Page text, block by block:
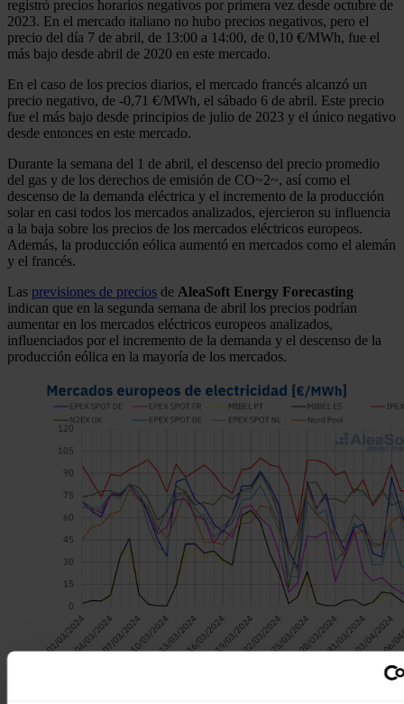
registró precios horarios negativos por primera vez desde octubre de
2023. En el mercado italiano no hubo precios negativos, pero el
precio del día 7 de abril, de 13:00 a 14:00, de 0,10 €/MWh, fue el
más bajo desde abril de 2020 en este mercado.
En el caso de los precios diarios, el mercado francés alcanzó un
precio negativo, de ‑0,71 €/MWh, el sábado 6 de abril. Este precio
fue el más bajo desde principios de julio de 2023 y el único negativo
desde entonces en este mercado.
Durante la semana del 1 de abril, el descenso del precio promedio
del gas y de los derechos de emisión de CO~2~, así como el
descenso de la demanda eléctrica y el incremento de la producción
solar en casi todos los mercados analizados, ejercieron su influencia
a la baja sobre los precios de los mercados eléctricos europeos.
Además, la producción eólica aumentó en mercados como el alemán
y el francés.
Las previsiones de precios de AleaSoft Energy Forecasting
indican que en la segunda semana de abril los precios podrían
aumentar en los mercados eléctricos europeos analizados,
influenciados por el incremento de la demanda y el descenso de la
producción eólica en la mayoría de los mercados.